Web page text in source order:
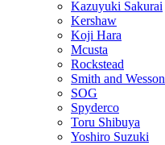
Kazuyuki Sakurai
Kershaw
Koji Hara
Mcusta
Rockstead
Smith and Wesson
SOG
Spyderco
Toru Shibuya
Yoshiro Suzuki